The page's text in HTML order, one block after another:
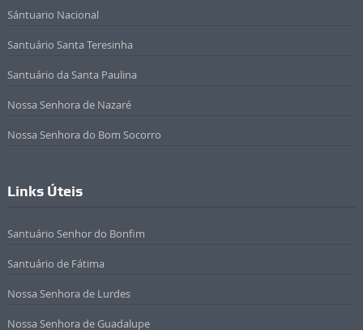
Sántuario Nacional
Santuário Santa Teresinha
Santuário da Santa Paulina
Nossa Senhora de Nazaré
Nossa Senhora do Bom Socorro
Links Úteis
Santuário Senhor do Bonfim
Santuário de Fátima
Nossa Senhora de Lurdes
Nossa Senhora de Guadalupe